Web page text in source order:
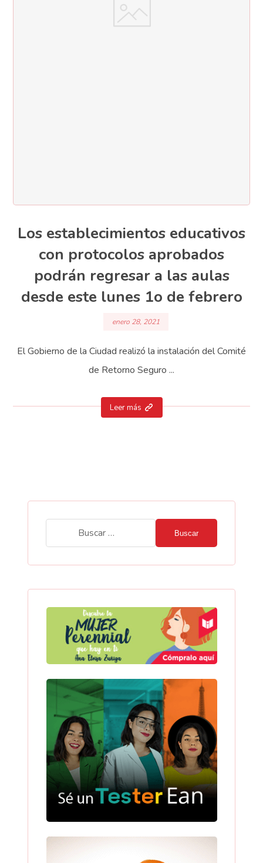
Los establecimientos educativos
con protocolos aprobados
podrán regresar a las aulas
desde este lunes 1o de febrero
enero 28, 2021
El Gobierno de la Ciudad realizó la instalación del Comité
de Retorno Seguro ...
Leer más
Buscar